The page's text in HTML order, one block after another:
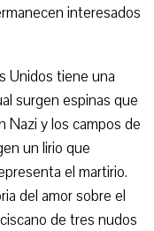
interesados
Unidos tiene una
surgen espinas que
Nazi y los campos de
un lirio que
el martirio.
del amor sobre el
de tres nudos